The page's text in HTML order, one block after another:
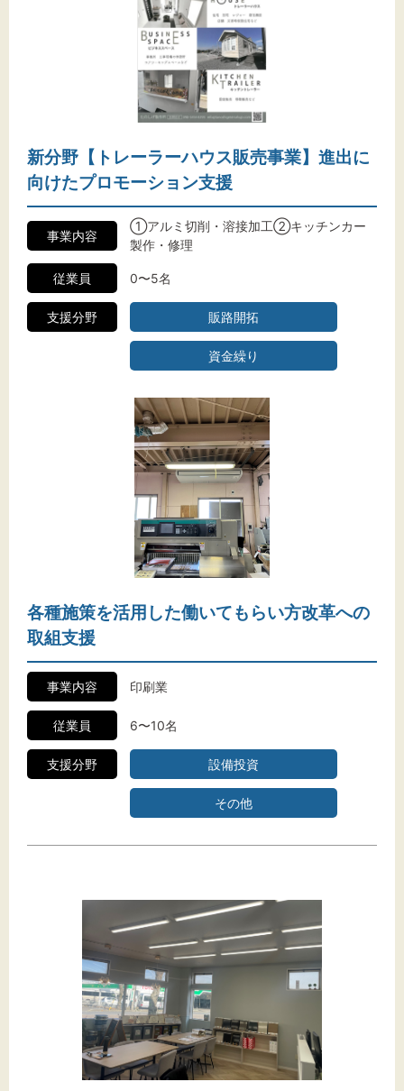
新分野【トレーラーハウス販売事業】進出に
向けたプロモーション支援
事業内容
①アルミ切削・溶接加工②キッチンカー
製作・修理
従業員 0〜5名
支援分野 販路開拓
資金繰り
各種施策を活用した働いてもらい方改革への
取組支援
事業内容 印刷業
従業員 6〜10名
支援分野 設備投資
その他